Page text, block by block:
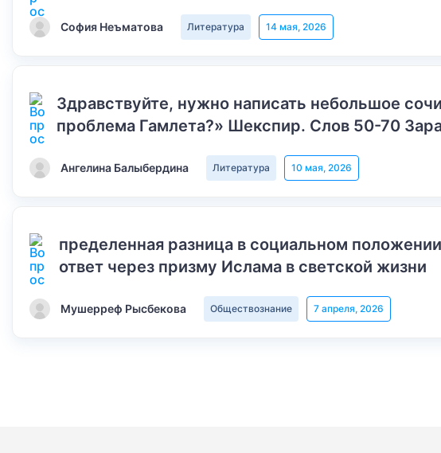
София Неъматова Литература 14 мая, 2026
Здравствуйте, нужно написать небольшое
проблема Гамлета?» Шекспир. Слов 50-70
Ангелина Балыбердина Литература 10 мая, 2026
пределенная разница в социальном
ответ через призму Ислама в светской жизни
Мушерреф Рысбекова Обществознание 7 апреля, 2026